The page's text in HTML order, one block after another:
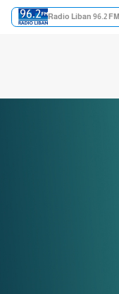
Radio Liban 96.2 FM